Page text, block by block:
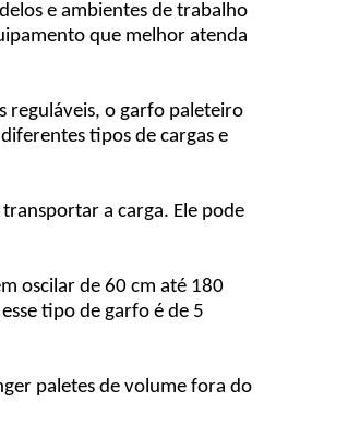
e ambientes de trabalho
que melhor atenda
reguláveis, o garfo paleteiro
tipos de cargas e
a carga. Ele pode
oscilar de 60 cm até 180
tipo de garfo é de 5
paletes de volume fora do